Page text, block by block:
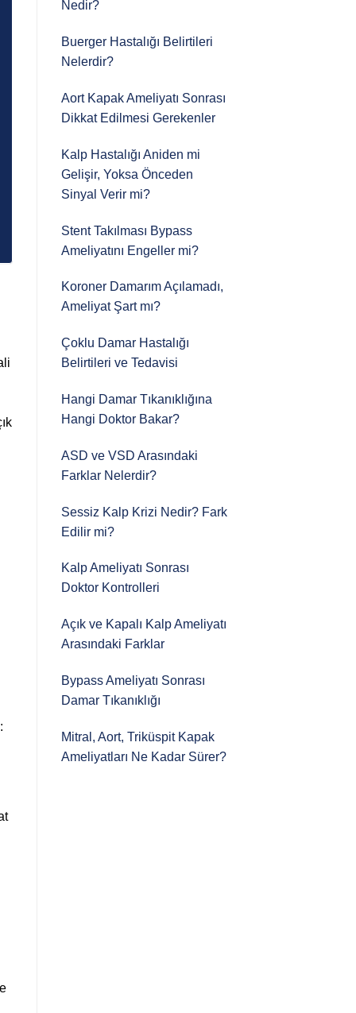
Nedir?
Buerger Hastalığı Belirtileri
Nelerdir?
Aort Kapak Ameliyatı Sonrası
Dikkat Edilmesi Gerekenler
Kalp Hastalığı Aniden mi
Gelişir, Yoksa Önceden
Sinyal Verir mi?
Stent Takılması Bypass
Ameliyatını Engeller mi?
Koroner Damarım Açılamadı,
Ameliyat Şart mı?
Çoklu Damar Hastalığı
Belirtileri ve Tedavisi
Hangi Damar Tıkanıklığına
Hangi Doktor Bakar?
ASD ve VSD Arasındaki
Farklar Nelerdir?
Sessiz Kalp Krizi Nedir? Fark
Edilir mi?
Kalp Ameliyatı Sonrası
Doktor Kontrolleri
Açık ve Kapalı Kalp Ameliyatı
Arasındaki Farklar
Bypass Ameliyatı Sonrası
Damar Tıkanıklığı
Mitral, Aort, Triküspit Kapak
Ameliyatları Ne Kadar Sürer?